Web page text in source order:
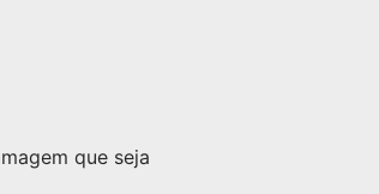
que seja